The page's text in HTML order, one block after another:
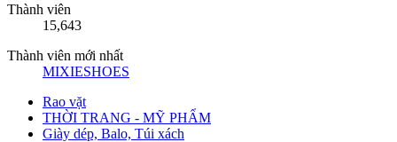
Thành viên
15,643
Thành viên mới nhất
MIXIESHOES
Rao vặt
THỜI TRANG - MỸ PHẨM
Giày dép, Balo, Túi xách